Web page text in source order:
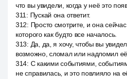
что вы увидели, когда у неё это
311 : Пускай она ответит.
312: Просто смотрите, и она
которого как будто все началось.
313: Да, да, я хочу, чтобы вы
возможно, сломал или надломил её.
314: С какими событиями,
не справилась, и это повлияло на